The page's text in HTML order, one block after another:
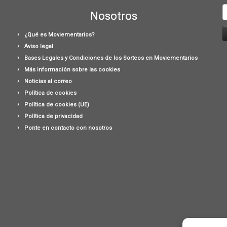
Nosotros
¿Qué es Moviementarios?
Aviso legal
Bases Legales y Condiciones de los Sorteos en Moviementarios
Más información sobre las cookies
Noticias al correo
Política de cookies
Política de cookies (UE)
Política de privacidad
Ponte en contacto con nosotros